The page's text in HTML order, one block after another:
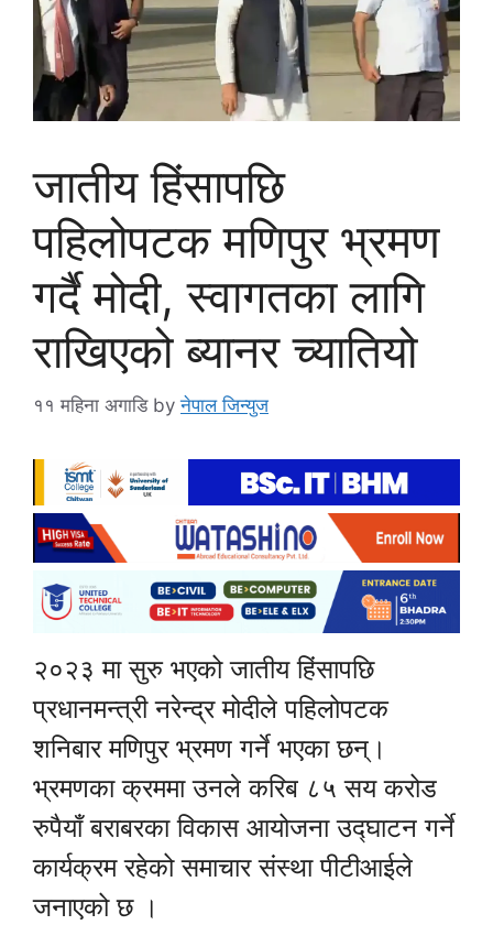
जातीय हिंसापछि
पहिलोपटक मणिपुर भ्रमण
गर्दै मोदी, स्वागतका लागि
राखिएको ब्यानर च्यातियो
११ महिना अगाडि byनेपाल जिन्युज
२०२३ मा सुरु भएको जातीय हिंसापछि
प्रधानमन्त्री नरेन्द्र मोदीले पहिलोपटक
शनिबार मणिपुर भ्रमण गर्ने भएका छन्।
भ्रमणका क्रममा उनले करिब ८५ सय करोड
रुपैयाँ बराबरका विकास आयोजना उद्घाटन गर्ने
कार्यक्रम रहेको समाचार संस्था पीटीआईले
जनाएको छ ।